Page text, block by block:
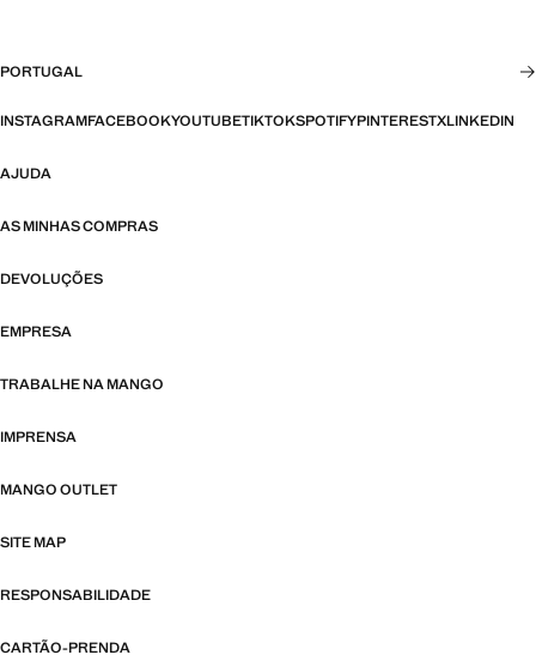
PORTUGAL
INSTAGRAMFACEBOOKYOUTUBETIKTOKSPOTIFYPINTERESTXLINKEDIN
AJUDA
AS MINHAS COMPRAS
DEVOLUÇÕES
EMPRESA
TRABALHE NA MANGO
IMPRENSA
MANGO OUTLET
SITE MAP
RESPONSABILIDADE
CARTÃO-PRENDA